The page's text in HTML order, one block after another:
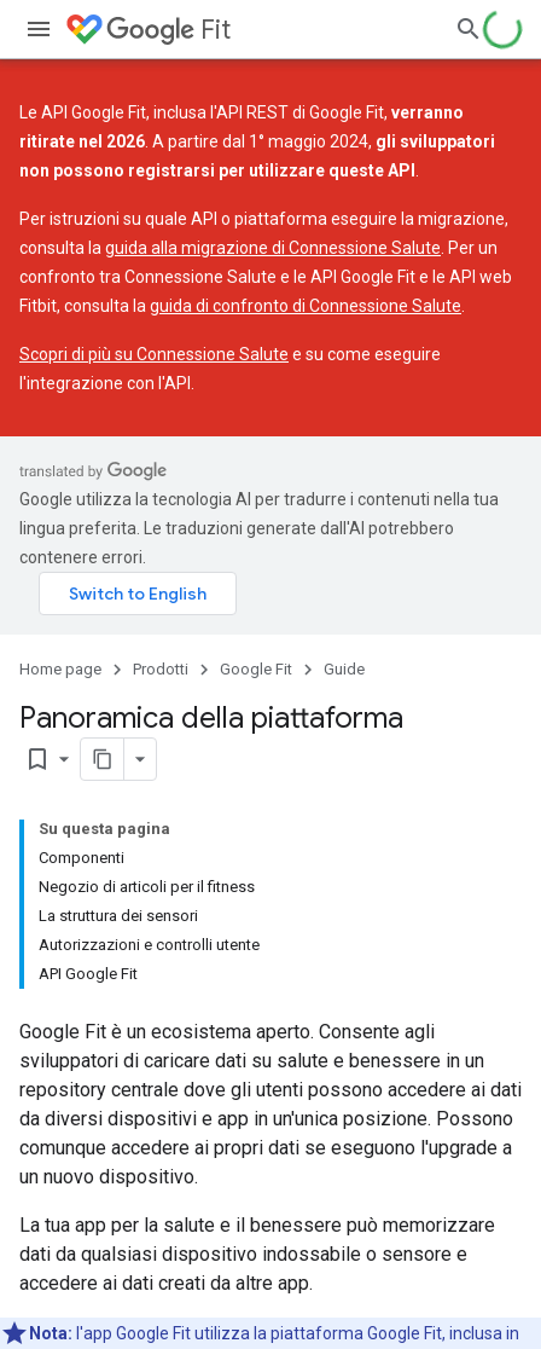
Fit
Le API Google Fit, inclusa l'API REST di Google Fit, verranno
ritirate nel 2026 . A partire dal 1° maggio 2024, gli sviluppatori
non possono registrarsi per utilizzare queste API
Per istruzioni su quale API o piattaforma eseguire la migrazione,
consulta la guida alla migrazione di Connessione Salute . Per un
confronto tra Connessione Salute e le API Google Fit e le API web
Fitbit, consulta la guida di confronto di Connessione Salute
Scopri di più su Connessione Salute e su come eseguire
l'integrazione con l'API.
Google utilizza la tecnologia AI per tradurre i contenuti nella tua
lingua preferita. Le traduzioni generate dall'AI potrebbero
contenere errori.
Home page Prodotti Google Fit Guide
Panoramica della piattaforma
bookmark_border
Su questa pagina
Componenti
Negozio di articoli per il fitness
La struttura dei sensori
Autorizzazioni e controlli utente
API Google Fit
Google Fit è un ecosistema aperto. Consente agli
sviluppatori di caricare dati su salute e benessere in un
repository centrale dove gli utenti possono accedere ai dati
da diversi dispositivi e app in un'unica posizione. Possono
comunque accedere ai propri dati se eseguono l'upgrade a
un nuovo dispositivo.
La tua app per la salute e il benessere può memorizzare
dati da qualsiasi dispositivo indossabile o sensore e
accedere ai dati creati da altre app.
Nota: l'app Google Fit utilizza la piattaforma Google Fit, inclusa in